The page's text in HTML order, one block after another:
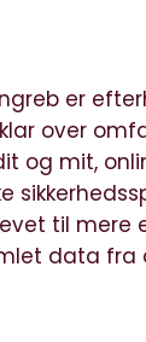
er
over
og mit,
til mere
data fra